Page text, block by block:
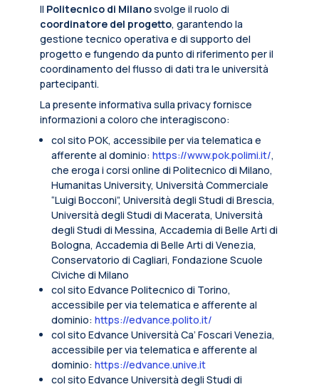
Il Politecnico di Milanosvolge il ruolo di
coordinatore del progetto, garantendo la
gestione tecnico operativa e di supporto del
progetto e fungendo da punto di riferimento per il
coordinamento del flusso di dati tra le università
partecipanti.
La presente informativa sulla privacy fornisce
informazioni a coloro che interagiscono:
col sito POK, accessibile per via telematica e
afferente al dominio: https://www.pok.polimi.it/,
che eroga i corsi online di Politecnico di Milano,
Humanitas University, Università Commerciale
“Luigi Bocconi”, Università degli Studi di Brescia,
Università degli Studi di Macerata, Università
degli Studi di Messina, Accademia di Belle Arti di
Bologna, Accademia di Belle Arti di Venezia,
Conservatorio di Cagliari, Fondazione Scuole
Civiche di Milano
col sito Edvance Politecnico di Torino,
accessibile per via telematica e afferente al
dominio: https://edvance.polito.it/
col sito Edvance Università Ca’ Foscari Venezia,
accessibile per via telematica e afferente al
dominio: https://edvance.unive.it
col sito Edvance Università degli Studi di